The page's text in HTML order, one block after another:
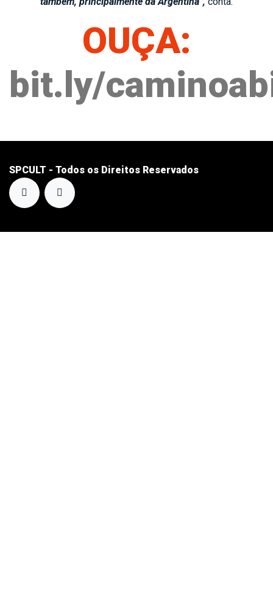
OUÇA:
bit.ly/
SPCULT - Todos os Direitos Reservados